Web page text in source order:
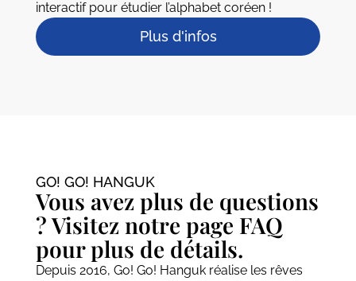
interactif pour étudier l’alphabet coréen !
Plus d'infos
GO! GO! HANGUK​
Vous avez plus de questions
? Visitez notre page FAQ
pour plus de détails.
Depuis 2016, Go! Go! Hanguk réalise les rêves